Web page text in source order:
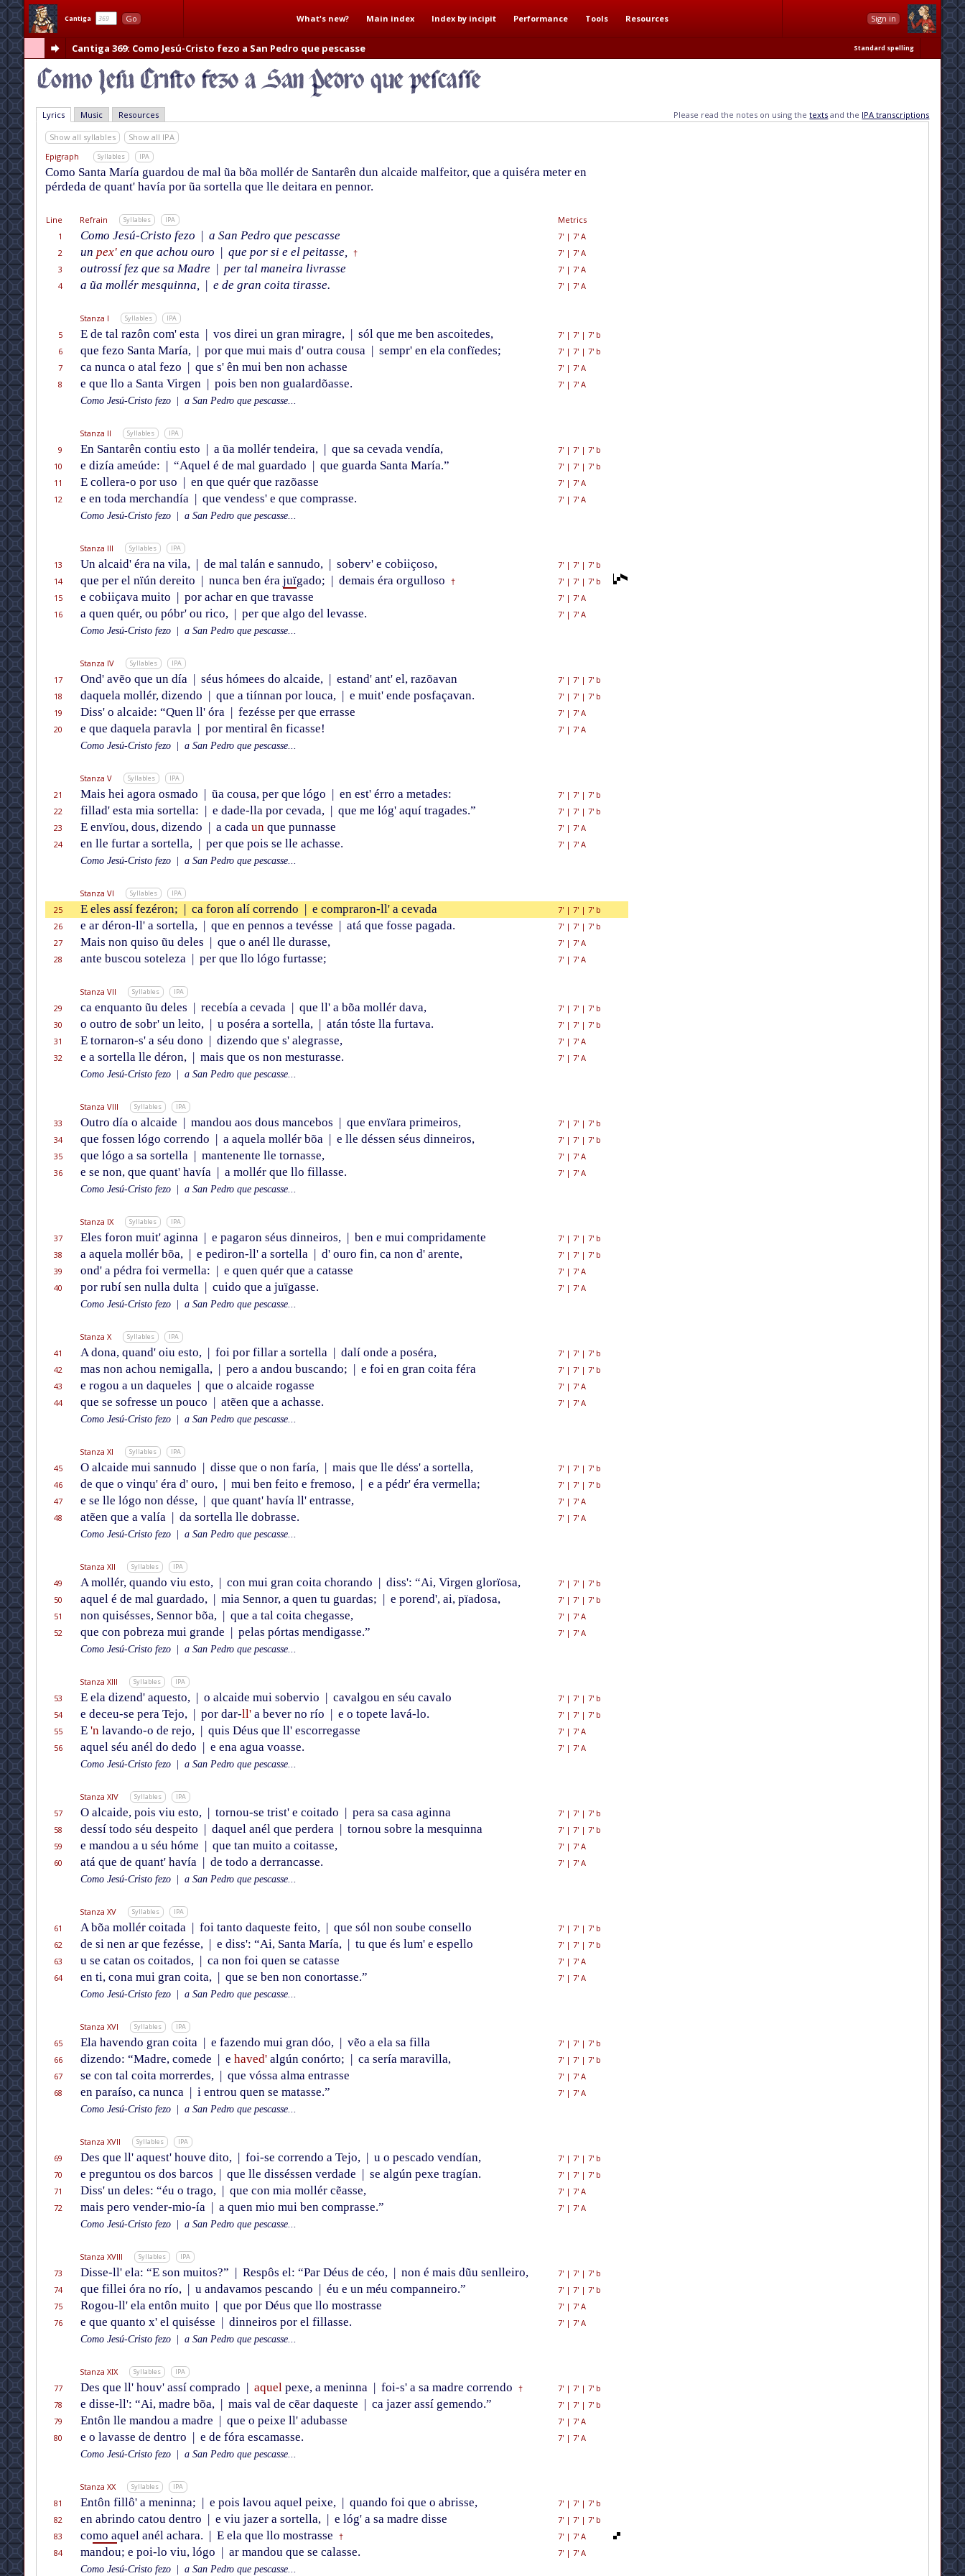
Cantiga Go What's new? Main index Index by incipit Performance Tools Resources Sign in
Cantiga 369: Como Jesú-Cristo fezo a San Pedro que pescasse Standard spelling
Lyrics Music Resources Please read the notes on using thetexts and the IPA transcriptions
Show all syllables
Show all IPA
Epigraph
Syllables IPA
Como Santa María guardou de mal ũa bõa mollér de Santarên dun alcaide malfeitor, que a quiséra meter en
pérdeda de quant' havía por ũa sortella que lle deitara en pennor.
Line Refrain Syllables IPA
Metrics
1
Como Jesú-Cristo fezo | a San Pedro que pescasse 7'| 7' A
2
un pex'en que achou ouro | que por si e el peitasse, † 7'| 7' A
3
outrossí fez que sa Madre | per tal maneira livrasse 7'| 7' A
4
a ũa mollér mesquinna, | e de gran coita tirasse. 7'| 7' A
Stanza I Syllables IPA
5 E de tal razôn com' esta | vos direi un gran miragre, | sól que me ben ascoitedes, 7'| 7'| 7' b
6
que fezo Santa María, | por que mui mais d' outra cousa | sempr' en ela confïedes; 7'| 7'| 7' b
7
ca nunca o atal fezo | que s' ên mui ben non achasse 7'| 7' A
8
e que llo a Santa Virgen | pois ben non gualardõasse. 7'| 7' A
Como Jesú-Cristo fezo
a San Pedro que pescasse...
Stanza II Syllables IPA
9 En Santarên contiu esto | a ũa mollér tendeira, | que sa cevada vendía, 7'| 7'| 7' b
10
e dizía ameúde: | “Aquel é de mal guardado | que guarda Santa María.” 7'| 7'| 7' b
11
E collera-o por uso | en que quér que razõasse 7'| 7' A
12
e en toda merchandía | que vendess' e que comprasse. 7'| 7' A
Como Jesú-Cristo fezo
a San Pedro que pescasse...
Stanza III Syllables IPA
13 Un alcaid' éra na vila, | de mal talán e sannudo, | soberv' e cobiiçoso, 7'| 7'| 7' b
14
que per el nïún dereito | nunca ben éra juïgado; | demais éra orgulloso † 7'| 7'| 7' b
15
e cobiiçava muito | por achar en que travasse 7'| 7' A
16
a quen quér, ou póbr' ou rico, | per que algo del levasse. 7'| 7' A
Como Jesú-Cristo fezo
a San Pedro que pescasse...
Stanza IV Syllables IPA
17 Ond' avẽo que un día | séus hómees do alcaide, | estand' ant' el, razõavan 7'| 7'| 7' b
18
daquela mollér, dizendo | que a tiínnan por louca, | e muit' ende posfaçavan. 7'| 7'| 7' b
19
Diss' o alcaide: “Quen ll' óra | fezésse per que errasse 7'| 7' A
20
e que daquela paravla | por mentiral ên ficasse! 7'| 7' A
Como Jesú-Cristo fezo
a San Pedro que pescasse...
Stanza V Syllables IPA
21 Mais hei agora osmado | ũa cousa, per que lógo | en est' érro a metades: 7'| 7'| 7' b
22
fillad' esta mia sortella: | e dade-lla por cevada, | que me lóg' aquí tragades.” 7'| 7'| 7' b
23
E envïou, dous, dizendo | a cada unque punnasse 7'| 7' A
24
en lle furtar a sortella, | per que pois se lle achasse. 7'| 7' A
Como Jesú-Cristo fezo
a San Pedro que pescasse...
Stanza VI Syllables IPA
25 E eles assí fezéron; | ca foron alí correndo | e compraron-ll' a cevada 7'| 7'| 7' b
26
e ar déron-ll' a sortella, | que en pennos a tevésse | atá que fosse pagada. 7'| 7'| 7' b
27
Mais non quiso ũu deles | que o anél lle durasse, 7'| 7' A
28
ante buscou soteleza | per que llo lógo furtasse; 7'| 7' A
Stanza VII Syllables IPA
29 ca enquanto ũu deles | recebía a cevada | que ll' a bõa mollér dava, 7'| 7'| 7' b
30
o outro de sobr' un leito, | u poséra a sortella, | atán tóste lla furtava. 7'| 7'| 7' b
31
E tornaron-s' a séu dono | dizendo que s' alegrasse, 7'| 7' A
32
e a sortella lle déron, | mais que os non mesturasse. 7'| 7' A
Como Jesú-Cristo fezo
a San Pedro que pescasse...
Stanza VIII Syllables IPA
33 Outro día o alcaide | mandou aos dous mancebos | que envïara primeiros, 7'| 7'| 7' b
34
que fossen lógo correndo | a aquela mollér bõa | e lle déssen séus dinneiros, 7'| 7'| 7' b
35
que lógo a sa sortella | mantenente lle tornasse, 7'| 7' A
36
e se non, que quant' havía | a mollér que llo fillasse. 7'| 7' A
Como Jesú-Cristo fezo
a San Pedro que pescasse...
Stanza IX Syllables IPA
37 Eles foron muit' aginna | e pagaron séus dinneiros, | ben e mui compridamente 7'| 7'| 7' b
38
a aquela mollér bõa, | e pediron-ll' a sortella | d' ouro fin, ca non d' arente, 7'| 7'| 7' b
39
ond' a pédra foi vermella: | e quen quér que a catasse 7'| 7' A
40
por rubí sen nulla dulta | cuido que a juïgasse. 7'| 7' A
Como Jesú-Cristo fezo
a San Pedro que pescasse...
Stanza X Syllables IPA
41 A dona, quand' oiu esto, | foi por fillar a sortella | dalí onde a poséra, 7'| 7'| 7' b
42
mas non achou nemigalla, | pero a andou buscando; | e foi en gran coita féra 7'| 7'| 7' b
43
e rogou a un daqueles | que o alcaide rogasse 7'| 7' A
44
que se sofresse un pouco | atẽen que a achasse. 7'| 7' A
Como Jesú-Cristo fezo
a San Pedro que pescasse...
Stanza XI Syllables IPA
45 O alcaide mui sannudo | disse que o non faría, | mais que lle déss' a sortella, 7'| 7'| 7' b
46
de que o vinqu' éra d' ouro, | mui ben feito e fremoso, | e a pédr' éra vermella; 7'| 7'| 7' b
47
e se lle lógo non désse, | que quant' havía ll' entrasse, 7'| 7' A
48
atẽen que a valía | da sortella lle dobrasse. 7'| 7' A
Como Jesú-Cristo fezo
a San Pedro que pescasse...
Stanza XII Syllables IPA
49 A mollér, quando viu esto, | con mui gran coita chorando | diss': “Ai, Virgen glorïosa, 7'| 7'| 7' b
50
aquel é de mal guardado, | mia Sennor, a quen tu guardas; | e porend', ai, pïadosa, 7'| 7'| 7' b
51
non quisésses, Sennor bõa, | que a tal coita chegasse, 7'| 7' A
52
que con pobreza mui grande | pelas pórtas mendigasse.” 7'| 7' A
Como Jesú-Cristo fezo
a San Pedro que pescasse...
Stanza XIII Syllables IPA
53 E ela dizend' aquesto, | o alcaide mui sobervio | cavalgou en séu cavalo 7'| 7'| 7' b
54
e deceu-se pera Tejo, | por dar-ll'a bever no río | e o topete lavá-lo. 7'| 7'| 7' b
55
E 'nlavando-o de rejo, | quis Déus que ll' escorregasse 7'| 7' A
56
aquel séu anél do dedo | e ena agua voasse. 7'| 7' A
Como Jesú-Cristo fezo
a San Pedro que pescasse...
Stanza XIV Syllables IPA
57 O alcaide, pois viu esto, | tornou-se trist' e coitado | pera sa casa aginna 7'| 7'| 7' b
58
dessí todo séu despeito | daquel anél que perdera | tornou sobre la mesquinna 7'| 7'| 7' b
59
e mandou a u séu hóme | que tan muito a coitasse, 7'| 7' A
60
atá que de quant' havía | de todo a derrancasse. 7'| 7' A
Como Jesú-Cristo fezo
a San Pedro que pescasse...
Stanza XV Syllables IPA
61 A bõa mollér coitada | foi tanto daqueste feito, | que sól non soube consello 7'| 7'| 7' b
62
de si nen ar que fezésse, | e diss': “Ai, Santa María, | tu que és lum' e espello 7'| 7'| 7' b
63
u se catan os coitados, | ca non foi quen se catasse 7'| 7' A
64
en ti, cona mui gran coita, | que se ben non conortasse.” 7'| 7' A
Como Jesú-Cristo fezo
a San Pedro que pescasse...
Stanza XVI Syllables IPA
65 Ela havendo gran coita | e fazendo mui gran dóo, | vẽo a ela sa filla 7'| 7'| 7' b
66
dizendo: “Madre, comede | e haved'algún conórto; | ca sería maravilla, 7'| 7'| 7' b
67
se con tal coita morrerdes, | que vóssa alma entrasse 7'| 7' A
68
en paraíso, ca nunca | i entrou quen se matasse.” 7'| 7' A
Como Jesú-Cristo fezo
a San Pedro que pescasse...
Stanza XVII Syllables IPA
69 Des que ll' aquest' houve dito, | foi-se correndo a Tejo, | u o pescado vendían, 7'| 7'| 7' b
70
e preguntou os dos barcos | que lle disséssen verdade | se algún pexe tragían. 7'| 7'| 7' b
71
Diss' un deles: “éu o trago, | que con mia mollér cẽasse, 7'| 7' A
72
mais pero vender-mio-ía | a quen mio mui ben comprasse.” 7'| 7' A
Como Jesú-Cristo fezo
a San Pedro que pescasse...
Stanza XVIII Syllables IPA
73 Disse-ll' ela: “E son muitos?” | Respôs el: “Par Déus de céo, | non é mais dũu senlleiro, 7'| 7'| 7' b
74
que fillei óra no río, | u andavamos pescando | éu e un méu companneiro.” 7'| 7'| 7' b
75
Rogou-ll' ela entôn muito | que por Déus que llo mostrasse 7'| 7' A
76
e que quanto x' el quisésse | dinneiros por el fillasse. 7'| 7' A
Como Jesú-Cristo fezo
a San Pedro que pescasse...
Stanza XIX Syllables IPA
77 Des que ll' houv' assí comprado | aquelpexe, a meninna | foi-s' a sa madre correndo † 7'| 7'| 7' b
78
e disse-ll': “Ai, madre bõa, | mais val de cẽar daqueste | ca jazer assí gemendo.” 7'| 7'| 7' b
79
Entôn lle mandou a madre | que o peixe ll' adubasse 7'| 7' A
80
e o lavasse de dentro | e de fóra escamasse. 7'| 7' A
Como Jesú-Cristo fezo
a San Pedro que pescasse...
Stanza XX Syllables IPA
81 Entôn fillô' a meninna; | e pois lavou aquel peixe, | quando foi que o abrisse, 7'| 7'| 7' b
82
en abrindo catou dentro | e viu jazer a sortella, | e lóg' a sa madre disse 7'| 7'| 7' b
83
como aquel anél achara. | E ela que llo mostrasse † 7'| 7' A
84
mandou; e poi-lo viu, lógo | ar mandou que se calasse. 7'| 7' A
Como Jesú-Cristo fezo
a San Pedro que pescasse...